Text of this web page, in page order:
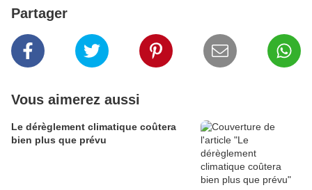
Partager
Vous aimerez aussi
Le dérèglement climatique coûtera
bien plus que prévu